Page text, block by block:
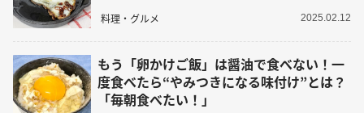
料理・グルメ 2025.02.12
もう「卵かけご飯」は醤油で食べない！一
度食べたら“やみつきになる味付け”とは？
「毎朝食べたい！」